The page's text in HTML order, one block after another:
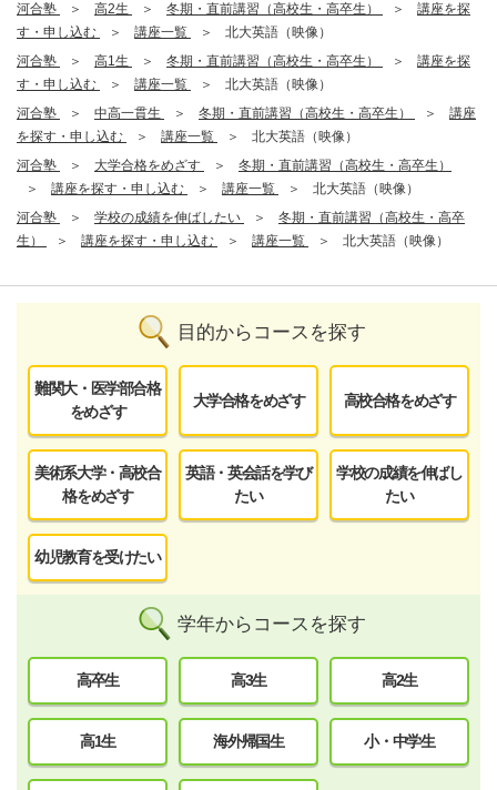
河合塾
高2生 冬期・直前講習（高校生・高卒生）
講座を探
す・申し込む
講座一覧
北大英語（映像）
河合塾
高1生 冬期・直前講習（高校生・高卒生）
講座を探
す・申し込む
講座一覧
北大英語（映像）
河合塾
中高一貫生 冬期・直前講習（高校生・高卒生）
講座
を探す・申し込む
講座一覧
北大英語（映像）
河合塾
大学合格をめざす
冬期・直前講習（高校生・高卒生）
講座を探す・申し込む
講座一覧
北大英語（映像）
河合塾
学校の成績を伸ばしたい
冬期・直前講習（高校生・高卒
生）
講座を探す・申し込む 講座一覧 北大英語（映像）
目的からコースを探す
難関大・医学部合格
をめざす
大学合格をめざす 高校合格をめざす
美術系大学・高校合
格をめざす
英語・英会話を学び
たい
学校の成績を伸ばし
たい
幼児教育を受けたい
学年からコースを探す
高卒生 高3生 高2生
高1生 海外帰国生 小・中学生